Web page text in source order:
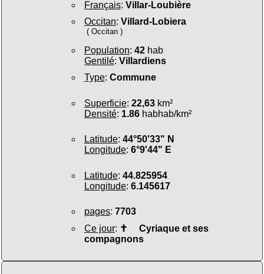
Français: Villar-Loubière
Occitan: Villard-Lobiera
( Occitan )
Population: 42hab
Gentilé: Villardiens
Type: Commune
Superficie: 22,63km²
Densité: 1.86habhab/km²
Latitude: 44°50'33" N
Longitude: 6°9'44" E
Latitude: 44.825954
Longitude: 6.145617
pages: 7703
Ce jour: ✝ Cyriaque et ses
compagnons